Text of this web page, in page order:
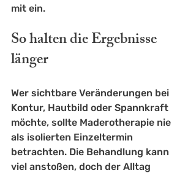
mit ein.
So halten die Ergebnisse
länger
Wer sichtbare Veränderungen bei
Kontur, Hautbild oder Spannkraft
möchte, sollte Maderotherapie nie
als isolierten Einzeltermin
betrachten. Die Behandlung kann
viel anstoßen, doch der Alltag